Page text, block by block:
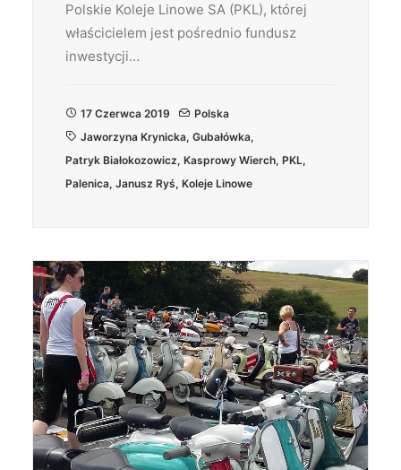
Polskie Koleje Linowe SA (PKL), której
właścicielem jest pośrednio fundusz
inwestycji…
17 Czerwca 2019
Polska
Jaworzyna Krynicka, Gubałówka,
Patryk Białokozowicz, Kasprowy Wierch, PKL,
Palenica, Janusz Ryś, Koleje Linowe